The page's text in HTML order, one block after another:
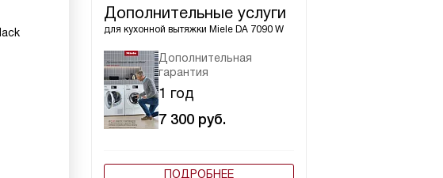
Дополнительные услуги
для кухонной вытяжки Miele DA 7090 W
Дополнительная
гарантия
1 год
7 300 руб.
ПОДРОБНЕЕ